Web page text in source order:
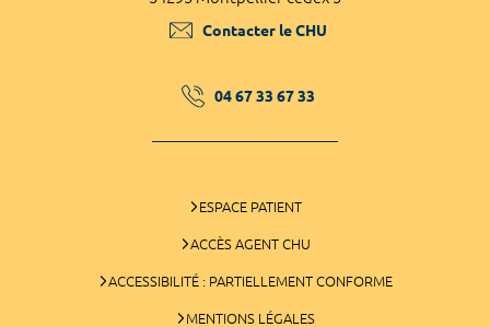
Contacter le CHU
04 67 33 67 33
ESPACE PATIENT
ACCÈS AGENT CHU
ACCESSIBILITÉ : PARTIELLEMENT CONFORME
MENTIONS LÉGALES